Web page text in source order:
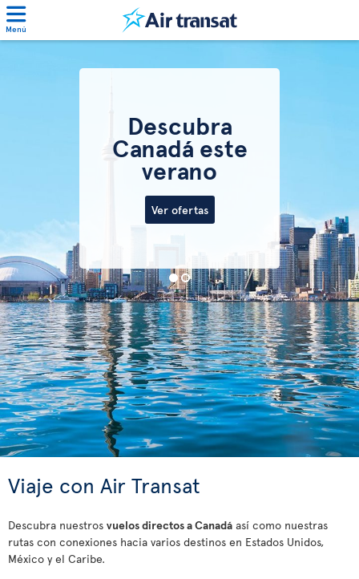
Menú
Descubra
Canadá este
verano
Ver ofertas
Viaje con Air Transat
Descubra nuestros vuelos directos a Canadá así como nuestras
rutas con conexiones hacia varios destinos en Estados Unidos,
México y el Caribe.